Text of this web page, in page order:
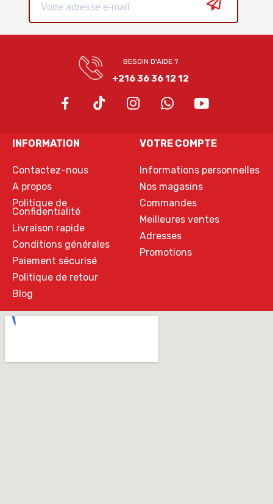
BESOIN D'AIDE ?
+216 36 36 12 12
INFORMATION
Contactez-nous
A propos
Politique de
Confidentialité
Livraison rapide
Conditions générales
Paiement sécurisé
Politique de retour
Blog
VOTRE COMPTE
Informations personnelles
Nos magasins
Commandes
Meilleures ventes
Adresses
Promotions